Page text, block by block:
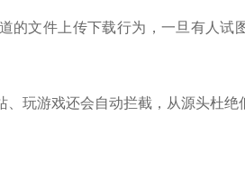
的文件上传下载行为，一旦有人试
玩游戏还会自动拦截，从源头杜绝